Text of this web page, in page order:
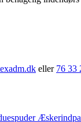
eller 76 33